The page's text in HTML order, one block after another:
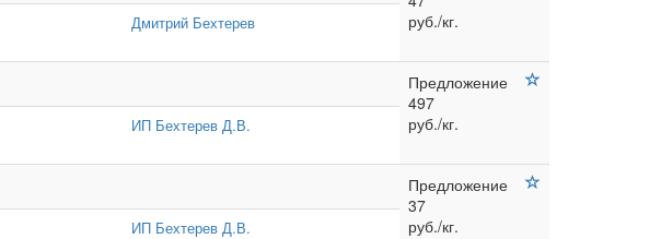
руб./кг.
Дмитрий Бехтерев
Предложение
497
руб./кг.
ИП Бехтерев Д.В.
Предложение
37
руб./кг.
ИП Бехтерев Д.В.